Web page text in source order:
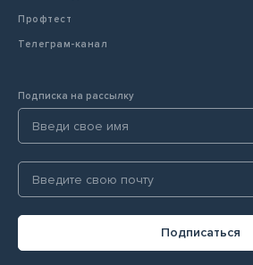
Профтест
Телеграм-канал
Подписка на рассылку
Подписаться